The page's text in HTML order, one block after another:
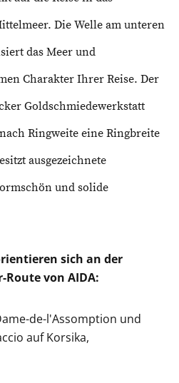
Die Welle am unteren
das Meer und
Charakter Ihrer Reise. Der
Goldschmiedewerkstatt
Ringweite eine Ringbreite
ausgezeichnete
und solide
sich an der
von AIDA:
de-l'Assomption und
auf Korsika,